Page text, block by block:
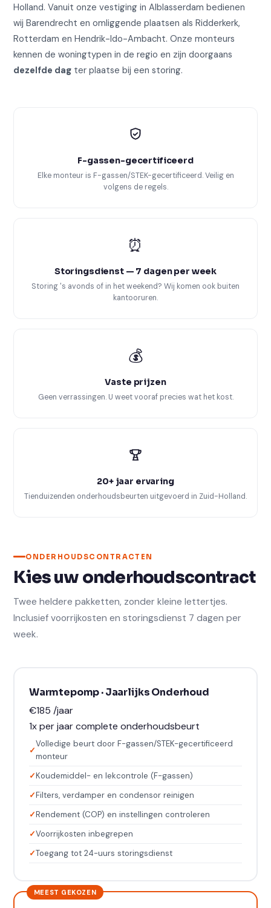
Holland. Vanuit onze vestiging in Alblasserdam bedienen
wij Barendrecht en omliggende plaatsen als Ridderkerk,
Rotterdam en Hendrik-Ido-Ambacht. Onze monteurs
kennen de woningtypen in de regio en zijn doorgaans
dezelfde dag ter plaatse bij een storing.
F-gassen-gecertificeerd
Elke monteur is F-gassen/STEK-gecertificeerd. Veilig en
volgens de regels.
⏰
Storingsdienst — 7 dagen per week
Storing 's avonds of in het weekend? Wij komen ook buiten
kantooruren.
💰
Vaste prijzen
Geen verrassingen. U weet vooraf precies wat het kost.
20+ jaar ervaring
Tienduizenden onderhoudsbeurten uitgevoerd in Zuid-Holland.
ONDERHOUDSCONTRACTEN
Kies uw onderhoudscontract
Twee heldere pakketten, zonder kleine lettertjes.
Inclusief voorrijkosten en storingsdienst 7 dagen per
week.
Warmtepomp · Jaarlijks Onderhoud
€185 /jaar
1x per jaar complete onderhoudsbeurt
Volledige beurt door F-gassen/STEK-gecertificeerd
monteur
Koudemiddel- en lekcontrole (F-gassen)
Filters, verdamper en condensor reinigen
Rendement (COP) en instellingen controleren
Voorrijkosten inbegrepen
Toegang tot 24-uurs storingsdienst